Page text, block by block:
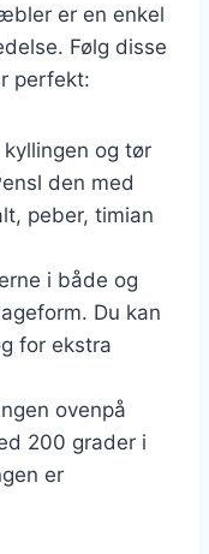
er en enkel
Følg disse
perfekt:
kyllingen og tør
den med
peber, timian
i både og
Du kan
for ekstra
ovenpå
200 grader i
er